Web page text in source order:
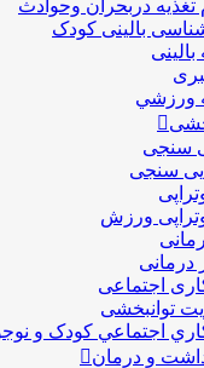
تغذیه دربحران وحوادث
بالینی کودک
بالینی
ورزشي
سنجی
سنجی
ورزش
درمانی
اجتماعی
توانبخشی
اجتماعي کودک و
و درمان